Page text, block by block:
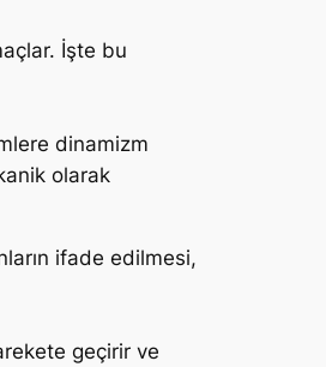
İşte bu
dinamizm
olarak
ifade edilmesi,
geçirir ve